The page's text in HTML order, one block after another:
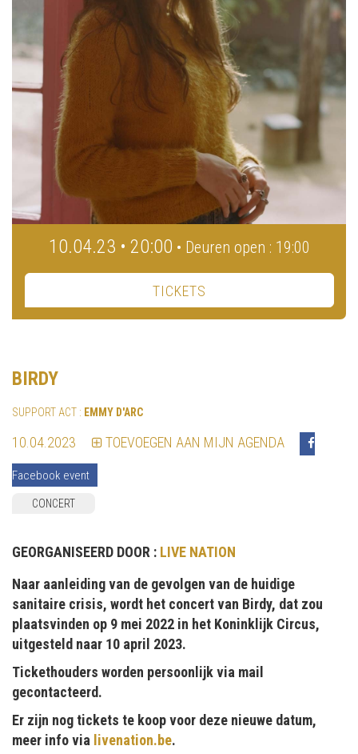
10.04.23 • 20:00 • Deuren open : 19:00
TICKETS
BIRDY
SUPPORT ACT : EMMY D'ARC
10.04.2023 TOEVOEGEN AAN MIJN AGENDA
Facebook event
CONCERT
GEORGANISEERD DOOR : LIVE NATION
Naar aanleiding van de gevolgen van de huidige
sanitaire crisis, wordt het concert van Birdy, dat zou
plaatsvinden op 9 mei 2022 in het Koninklijk Circus,
uitgesteld naar 10 april 2023.
Tickethouders worden persoonlijk via mail
gecontacteerd.
Er zijn nog tickets te koop voor deze nieuwe datum,
meer info via livenation.be.